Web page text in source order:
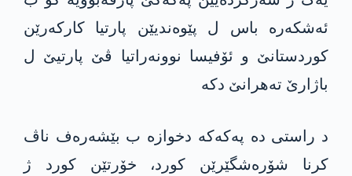
ئەشکەرە باس ل پێوەندیێن پارتیا کارکەرێن
کوردستانێ و ئۆفیسا نوونەراتیا ڤێ پارتیێ ل
باژارێ تەهرانێ دکە
د راستی دە پەکەکە دخوازە ب بێشەرەف ناڤ
کرنا شۆرەشگێرێن کورد، خۆرتێن کورد ژ